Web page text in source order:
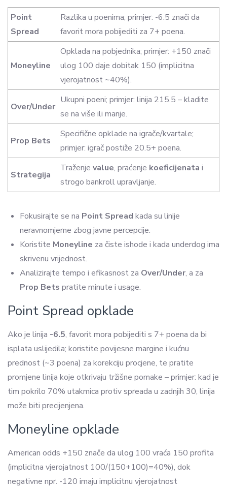
Point
Spread
Razlika u poenima; primjer: -6.5 znači da
favorit mora pobijediti za 7+ poena.
Moneyline
Opklada na pobjednika; primjer: +150 znači
ulog 100 daje dobitak 150 (implicitna
vjerojatnost ~40%).
Over/Under
Ukupni poeni; primjer: linija 215.5 – kladite
se na više ili manje.
Prop Bets
Specifične opklade na igrače/kvartale;
primjer: igrač postiže 20.5+ poena.
Strategija
Traženje value, praćenje koeficijenata i
strogo bankroll upravljanje.
Fokusirajte se na Point Spread kada su linije
neravnomjerne zbog javne percepcije.
Koristite Moneyline za čiste ishode i kada underdog ima
skrivenu vrijednost.
Analizirajte tempo i efikasnost za Over/Under, a za
Prop Bets pratite minute i usage.
Point Spread opklade
Ako je linija -6.5, favorit mora pobijediti s 7+ poena da bi
isplata uslijedila; koristite povijesne margine i kućnu
prednost (~3 poena) za korekciju procjene, te pratite
promjene linija koje otkrivaju tržišne pomake – primjer: kad je
tim pokrilo 70% utakmica protiv spreada u zadnjih 30, linija
može biti precijenjena.
Moneyline opklade
American odds +150 znače da ulog 100 vraća 150 profita
(implicitna vjerojatnost 100/(150+100)=40%), dok
negativne npr. -120 imaju implicitnu vjerojatnost